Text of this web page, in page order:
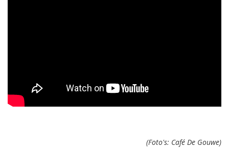
(Foto's: Café De Gouwe)